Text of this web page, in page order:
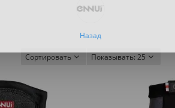
Сортировать Показывать: 25
Назад